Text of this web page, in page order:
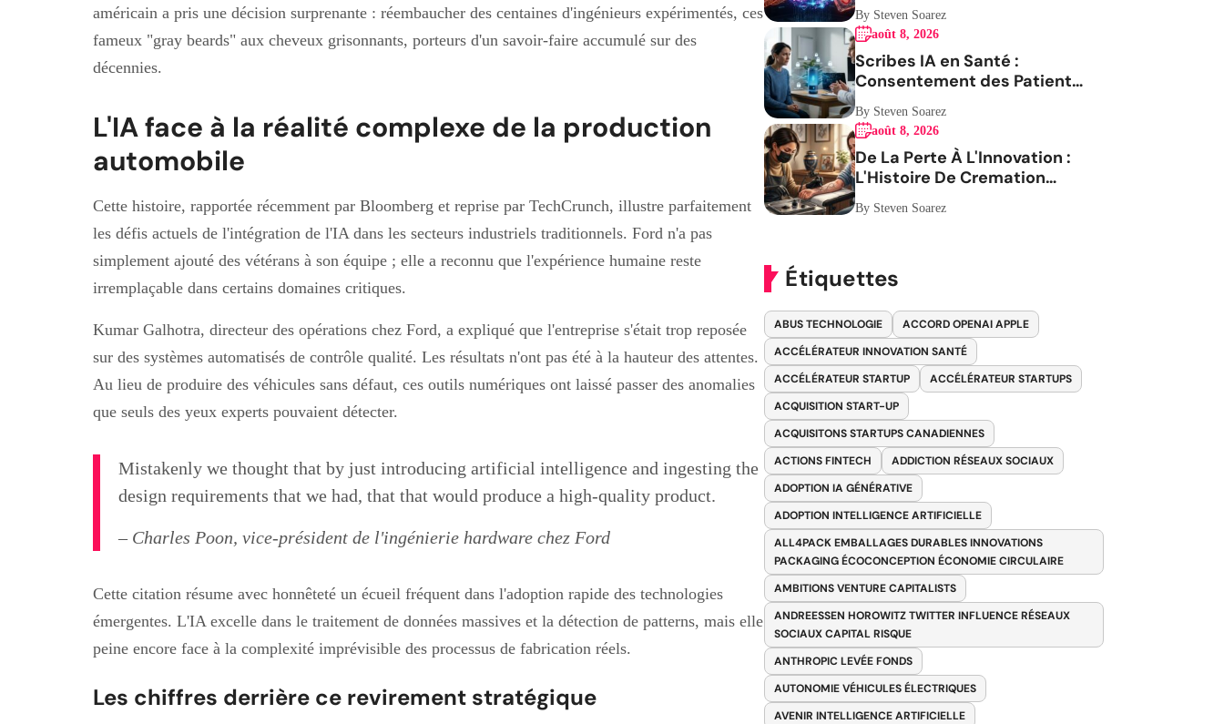
américain a pris une décision surprenante : réembaucher des centaines d'ingénieurs expérimentés, ces
fameux "gray beards" aux cheveux grisonnants, porteurs d'un savoir-faire accumulé sur des
décennies.
L'IA face à la réalité complexe de la production
automobile
Cette histoire, rapportée récemment par Bloomberg et reprise par TechCrunch, illustre parfaitement
les défis actuels de l'intégration de l'IA dans les secteurs industriels traditionnels. Ford n'a pas
simplement ajouté des vétérans à son équipe ; elle a reconnu que l'expérience humaine reste
irremplaçable dans certains domaines critiques.
Kumar Galhotra, directeur des opérations chez Ford, a expliqué que l'entreprise s'était trop reposée
sur des systèmes automatisés de contrôle qualité. Les résultats n'ont pas été à la hauteur des attentes.
Au lieu de produire des véhicules sans défaut, ces outils numériques ont laissé passer des anomalies
que seuls des yeux experts pouvaient détecter.
Mistakenly we thought that by just introducing artificial intelligence and ingesting the
design requirements that we had, that that would produce a high-quality product.
– Charles Poon, vice-président de l'ingénierie hardware chez Ford
Cette citation résume avec honnêteté un écueil fréquent dans l'adoption rapide des technologies
émergentes. L'IA excelle dans le traitement de données massives et la détection de patterns, mais elle
peine encore face à la complexité imprévisible des processus de fabrication réels.
Les chiffres derrière ce revirement stratégique
By Steven Soarez
août 8, 2026
Scribes IA en Santé :
Consentement des Patients
en Question
By Steven Soarez
août 8, 2026
De La Perte À L'Innovation :
L'Histoire De Cremation
Tattoos
By Steven Soarez
Étiquettes
ABUS TECHNOLOGIE
ACCORD OPENAI APPLE
ACCÉLÉRATEUR INNOVATION SANTÉ
ACCÉLÉRATEUR STARTUP
ACCÉLÉRATEUR STARTUPS
ACQUISITION START-UP
ACQUISITONS STARTUPS CANADIENNES
ACTIONS FINTECH
ADDICTION RÉSEAUX SOCIAUX
ADOPTION IA GÉNÉRATIVE
ADOPTION INTELLIGENCE ARTIFICIELLE
ALL4PACK EMBALLAGES DURABLES INNOVATIONS
PACKAGING ÉCOCONCEPTION ÉCONOMIE CIRCULAIRE
AMBITIONS VENTURE CAPITALISTS
ANDREESSEN HOROWITZ TWITTER INFLUENCE RÉSEAUX
SOCIAUX CAPITAL RISQUE
ANTHROPIC LEVÉE FONDS
AUTONOMIE VÉHICULES ÉLECTRIQUES
AVENIR INTELLIGENCE ARTIFICIELLE